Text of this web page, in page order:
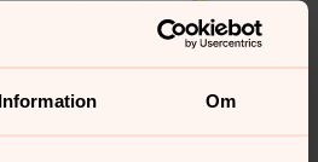
Information Om